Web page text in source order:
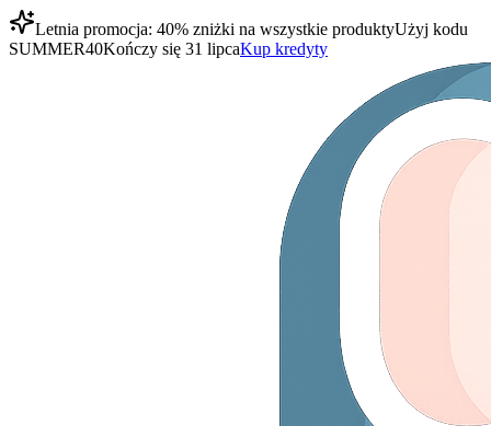
Letnia promocja: 40% zniżki na wszystkie produktyUżyj kodu
SUMMER40Kończy się 31 lipcaKup kredyty